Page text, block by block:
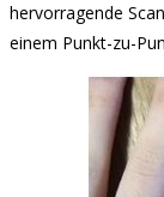
hervorragende
einem Punkt-zu-